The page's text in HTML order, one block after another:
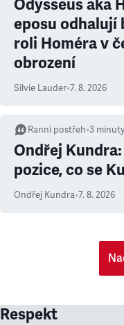
Odysseus aka
eposu odhalují
roli Homéra v
obrození
Silvie Lauder•7. 8. 2026
Ranní postřeh•3 minuty
Ondřej
pozice, co se
Ondřej Kundra•7. 8. 2026
Respekt